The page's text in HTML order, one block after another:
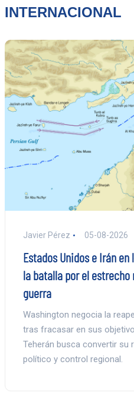
INTERNACIONAL
Javier Pérez 05-08-2026
Estados Unidos e Irán
la batalla por el estrecho
guerra
Washington negocia la
tras fracasar en sus
Teherán busca convertir su
político y control regional.